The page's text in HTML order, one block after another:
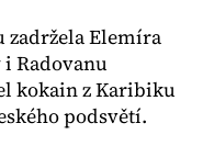
zadržela Elemíra
Radovanu
kokain z Karibiku
podsvětí.